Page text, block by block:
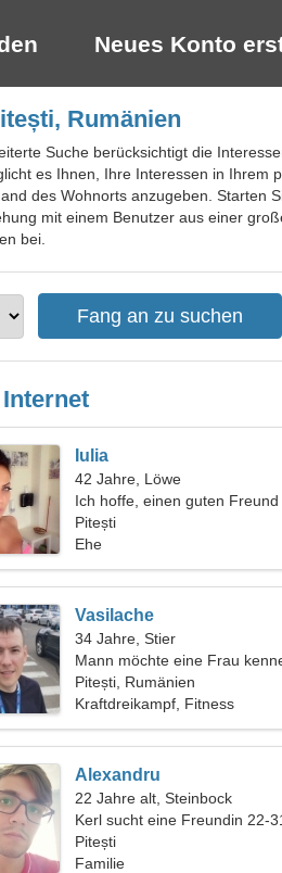
Neues Konto
Rumänien
Suche berücksichtigt die
es Ihnen, Ihre Interessen in Ihrem
des Wohnorts anzugeben. Starten
mit einem Benutzer aus einer
bei.
Iulia
42 Jahre, Löwe
Ich hoffe, einen guten Freund
Pitești
Ehe
Vasilache
34 Jahre, Stier
Mann möchte eine Frau
Pitești, Rumänien
Kraftdreikampf, Fitness
Alexandru
22 Jahre alt, Steinbock
Kerl sucht eine Freundin 22-
Pitești
Familie